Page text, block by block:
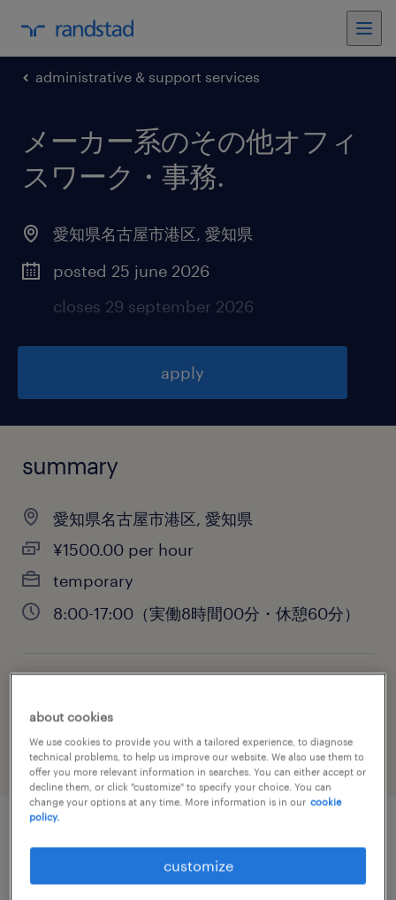
administrative & support services
メーカー系のその他オフィ
スワーク・事務.
愛知県名古屋市港区, 愛知県
posted 25 june 2026
closes 29 september 2026
apply
summary
愛知県名古屋市港区, 愛知県
¥1500.00 per hour
temporary
8:00-17:00（実働8時間00分・休憩60分）
administrative & support services
job details
about cookies
We use cookies to provide you with a tailored experience, to diagnose
technical problems, to help us improve our website. We also use them to
offer you more relevant information in searches. You can either accept or
decline them, or click "customize" to specify your choice. You can
change your options at any time. More information is in our cookie
policy.
customize